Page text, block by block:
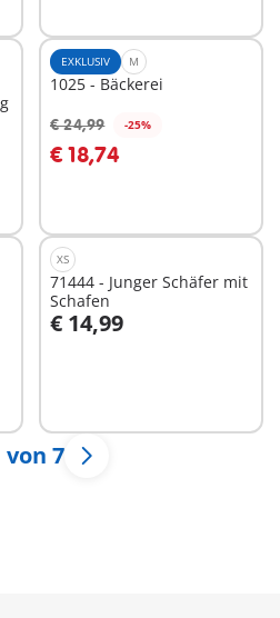
EXKLUSIV M
1025 - Bäckerei
€ 24,99 -25%
€ 18,74
In den Warenkorb
XS
71444 - Junger Schäfer mit
Schafen
€ 14,99
In den Warenkorb
von 7